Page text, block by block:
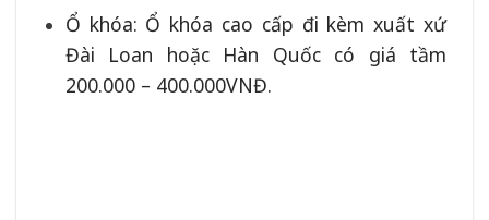
Ổ khóa: Ổ khóa cao cấp đi kèm xuất xứ
Đài Loan hoặc Hàn Quốc có giá tầm
200.000 – 400.000VNĐ.